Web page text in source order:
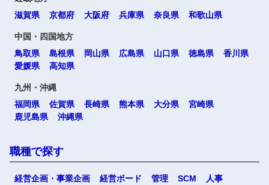
滋賀県
京都府 大阪府 兵庫県 奈良県 和歌山県
中国・四国地方
鳥取県
島根県 岡山県 広島県 山口県 徳島県
香川県
愛媛県
高知県
九州・沖縄
福岡県
佐賀県 長崎県 熊本県 大分県
宮崎県
鹿児島県
沖縄県
職種で探す
経営企画・事業企画 経営ボード 管理 SCM
人事